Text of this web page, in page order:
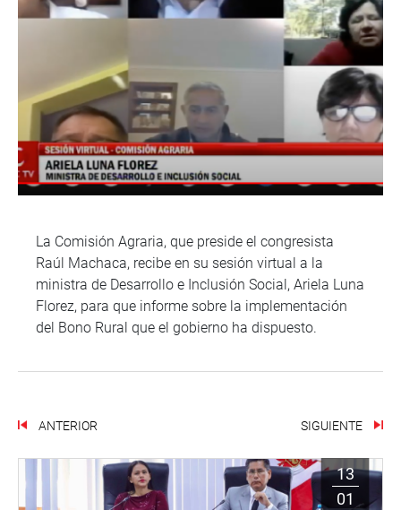
La Comisión Agraria, que preside el congresista
Raúl Machaca, recibe en su sesión virtual a la
ministra de Desarrollo e Inclusión Social, Ariela Luna
Florez, para que informe sobre la implementación
del Bono Rural que el gobierno ha dispuesto.
ANTERIOR SIGUIENTE
13
01